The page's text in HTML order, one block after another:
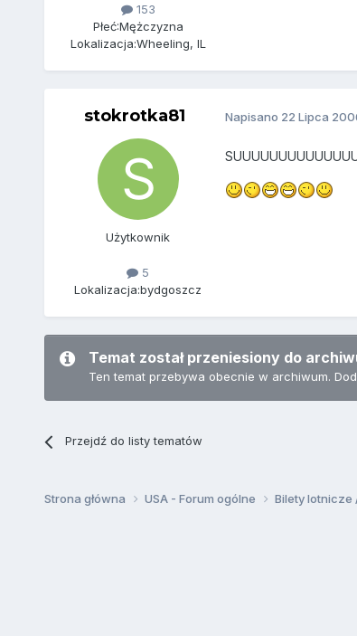
153
Płeć:Mężczyzna
Lokalizacja:Wheeling, IL
stokrotka81
Użytkownik
5
Lokalizacja:bydgoszcz
Napisano 22 Lipca
Temat został przeniesiony do
Ten temat przebywa obecnie w archiwum.
Przejdź do listy tematów
Strona główna USA - Forum ogólne Bilety lotnicze